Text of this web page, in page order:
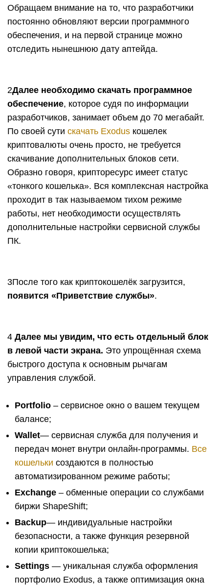
Обращаем внимание на то, что разработчики
постоянно обновляют версии программного
обеспечения, и на первой странице можно
отследить нынешнюю дату аптейда.
2Далее необходимо скачать программное
обеспечение, которое судя по информации
разработчиков, занимает объем до 70 мегабайт.
По своей сути скачать Exodus кошелек
криптовалюты очень просто, не требуется
скачивание дополнительных блоков сети.
Образно говоря, крипторесурс имеет статус
«тонкого кошелька». Вся комплексная настройка
проходит в так называемом тихом режиме
работы, нет необходимости осуществлять
дополнительные настройки сервисной службы
ПК.
3После того как криптокошелёк загрузится,
появится «Приветствие службы».
4 Далее мы увидим, что есть отдельный блок
в левой части экрана. Это упрощённая схема
быстрого доступа к основным рычагам
управления службой.
Portfolio – сервисное окно о вашем текущем
балансе;
Wallet— сервисная служба для получения и
передач монет внутри онлайн-программы. Все
кошельки создаются в полностью
автоматизированном режиме работы;
Exchange – обменные операции со службами
биржи ShapeShift;
Backup— индивидуальные настройки
безопасности, а также функция резервной
копии криптокошелька;
Settings — уникальная служба оформления
портфолио Exodus, а также оптимизация окна